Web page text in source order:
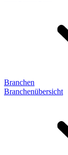
Branchen
Branchenübersicht